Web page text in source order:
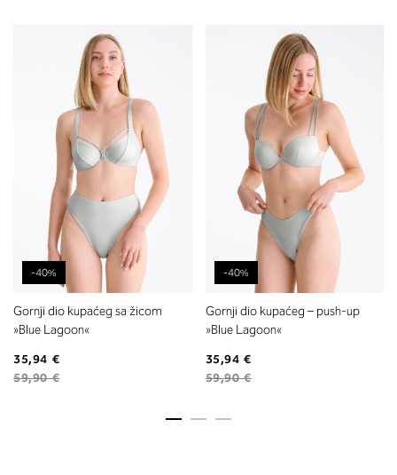
-40%
Gornji dio kupaćeg sa žicom
»Blue Lagoon«
35,94 €
59,90 €
-40%
Gornji dio kupaćeg – push-up
»Blue Lagoon«
35,94 €
59,90 €
ustreza vaši meri (A, B …) – iščite v
stolpcu, ki ste ga določili s